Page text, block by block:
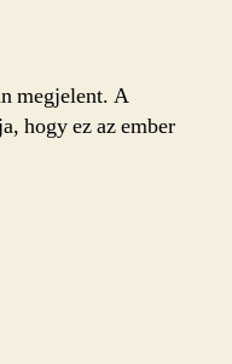
megjelent. A
hogy ez az ember